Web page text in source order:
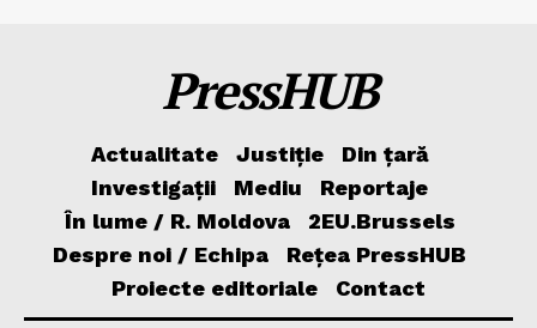
PressHUB
Actualitate Justiție
Din țară
Investigații
Mediu
Reportaje
În lume / R. Moldova
2EU.Brussels
Despre noi / Echipa
Rețea PressHUB
Proiecte editoriale
Contact